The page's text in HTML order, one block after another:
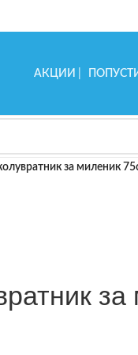
АКЦИИ
за миленик